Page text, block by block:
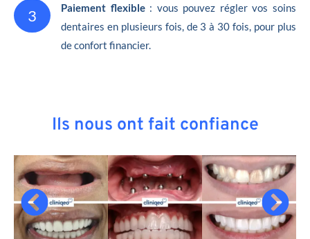
3 Paiement flexible: vous pouvez régler vos soins
dentaires en plusieurs fois, de 3 à 30 fois, pour plus
de confort financier.
Ils nous ont fait confiance